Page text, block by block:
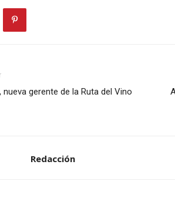
nueva gerente de la Ruta del Vino
Redacción